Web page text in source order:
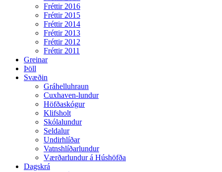
Fréttir 2016
Fréttir 2015
Fréttir 2014
Fréttir 2013
Fréttir 2012
Fréttir 2011
Greinar
Þöll
Svæðin
Gráhelluhraun
Cuxhaven-lundur
Höfðaskógur
Klifsholt
Skólalundur
Seldalur
Undirhlíðar
Vatnshlíðarlundur
Værðarlundur á Húshöfða
Dagskrá